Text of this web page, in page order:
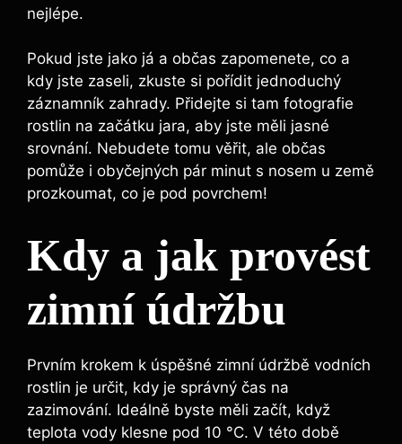
nejlépe.
Pokud jste jako já a občas zapomenete, co a
kdy jste zaseli, zkuste si pořídit jednoduchý
záznamník zahrady. Přidejte si tam fotografie
rostlin na začátku jara, aby jste měli jasné
srovnání. Nebudete tomu věřit, ale občas
pomůže i obyčejných pár minut s nosem u země
prozkoumat, co je pod povrchem!
Kdy a jak provést
zimní údržbu
Prvním krokem k úspěšné zimní údržbě vodních
rostlin je určit, kdy je správný čas na
zazimování. Ideálně byste měli začít, když
teplota vody klesne pod 10 °C. V této době